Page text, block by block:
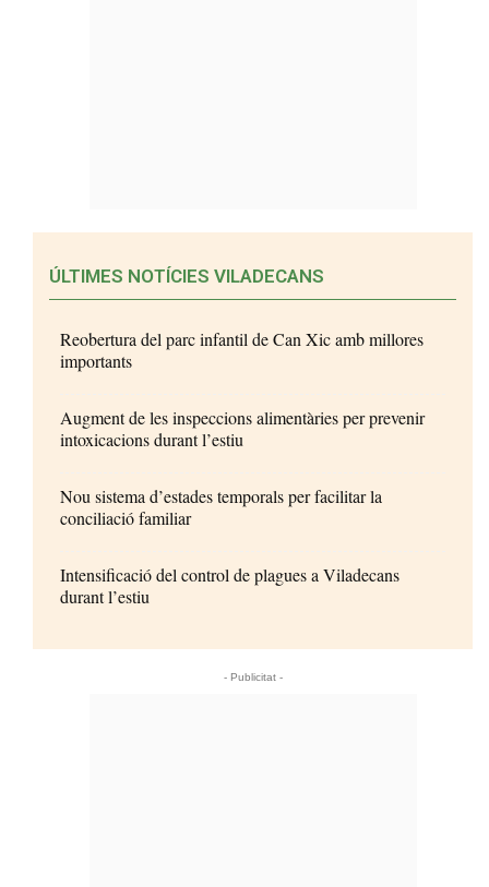
ÚLTIMES NOTÍCIES VILADECANS
Reobertura del parc infantil de Can Xic amb millores
importants
Augment de les inspeccions alimentàries per prevenir
intoxicacions durant l’estiu
Nou sistema d’estades temporals per facilitar la
conciliació familiar
Intensificació del control de plagues a Viladecans
durant l’estiu
- Publicitat -